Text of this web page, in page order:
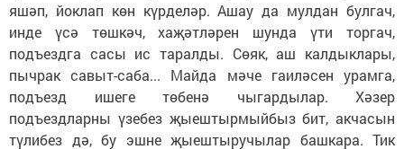
яшәп, йоклап көн күрделәр. Ашау да мулдан булгач,
инде үсә төшкәч, хаҗәтләрен шунда үти торгач,
подъездга сасы ис таралды. Сөяк, аш калдыклары,
пычрак савыт-саба... Майда мәче гаиләсен урамга,
подъезд ишеге төбенә чыгардылар. Хәзер
подъездларны үзебез җыештырмыйбыз бит, акчасын
түлибез дә, бу эшне җыештыручылар башкара. Тик